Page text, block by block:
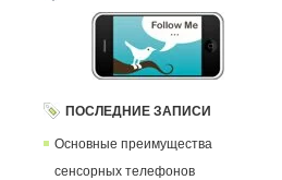
ПОСЛЕДНИЕ ЗАПИСИ
Основные преимущества
сенсорных телефонов